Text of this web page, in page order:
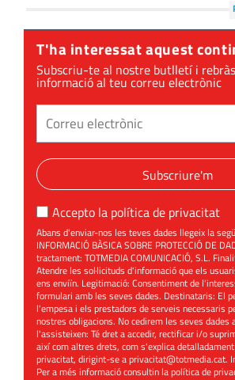
T'ha interessat aquest
Subscriu-te al nostre butlletí i
informació al teu correu electrònic
Subscriure'm
Accepto la política de privacitat
Abans d'enviar-nos les teves dades llegeix la
INFORMACIÓ BÀSICA SOBRE PROTECCIÓ DE
tractament: TOTMEDIA COMUNICACIÓ, S.L.
Atendre les sol·licituds d'informació que els
ens enviïn. Legitimació: Consentiment de
formulari amb les seves dades. Destinataris: El
l'empesa i els prestadors de serveis necessaris
nostres obligacions. No cedirem les seves dades
l'assisteixen: Té dret a accedir, rectificar i/o
així com altres drets, com s'explica
privacitat, dirigint-se aprivacitat@totmedia.cat.
Per a més informació consultin lapolítica de